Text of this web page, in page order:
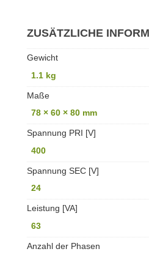
ZUSÄTZLICHE
Gewicht
1.1 kg
Maße
78 × 60 × 80 mm
Spannung PRI [V]
400
Spannung SEC [V]
24
Leistung [VA]
63
Anzahl der Phasen